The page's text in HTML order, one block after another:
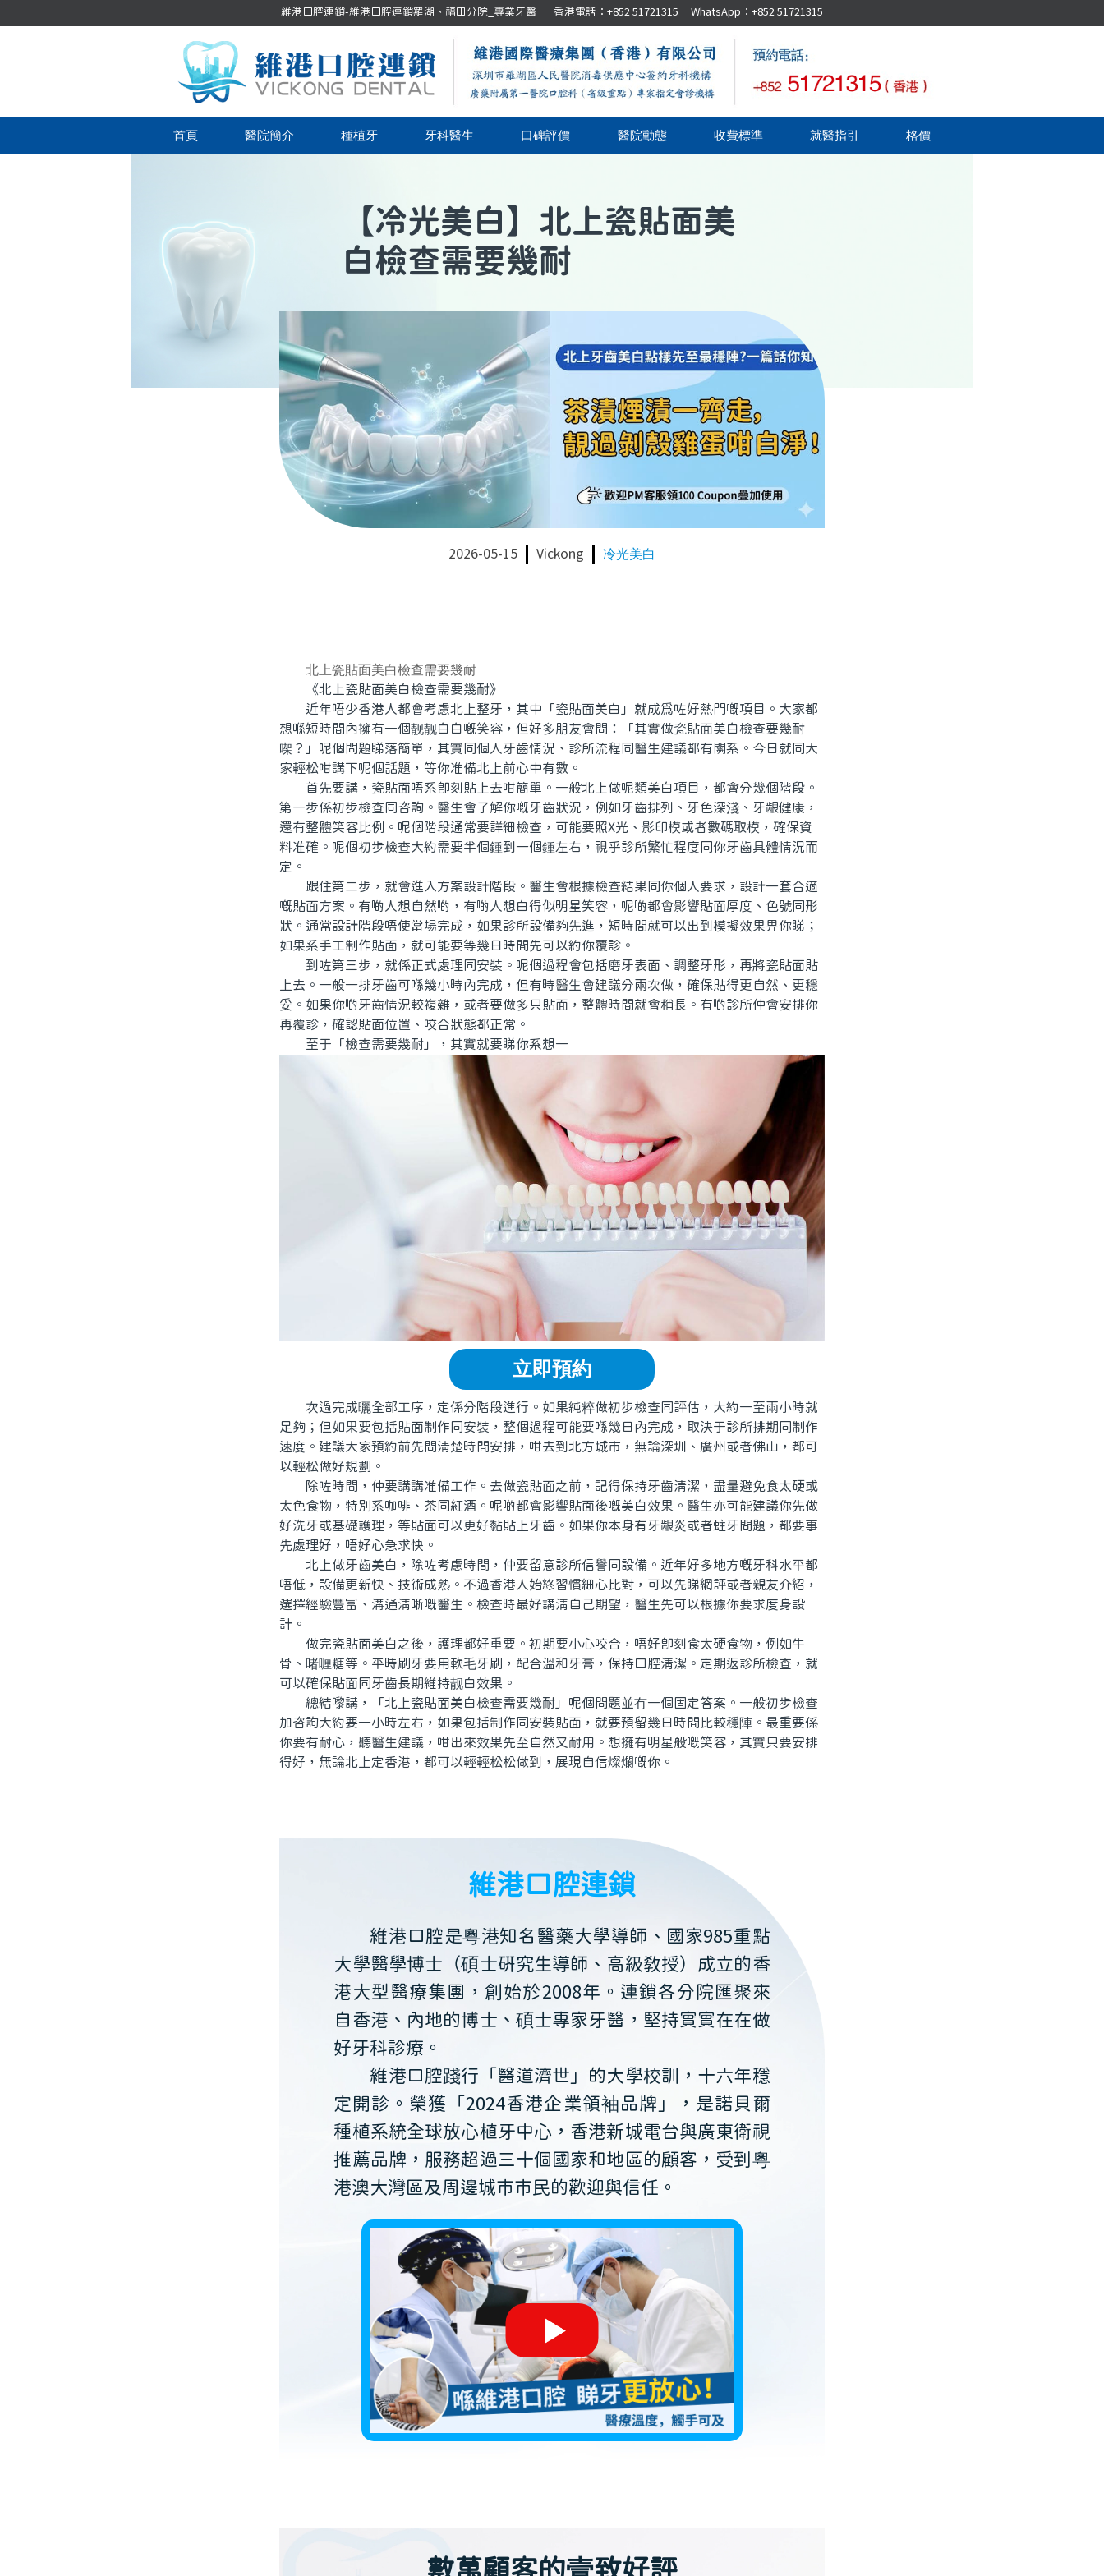
維港口腔連鎖-維港口腔連鎖羅湖、福田分院_專業牙醫 香港電話：+852 51721315 WhatsApp：+852 51721315
首頁 醫院簡介 種植牙 牙科醫生 口碑評價 醫院動態 收費標準 就醫指引 格價
【冷光美白】 北上瓷貼面美
白檢查需要幾耐
2026-05-15 Vickong 冷光美白
北上瓷貼面美白檢查需要幾耐
《北上瓷貼面美白檢查需要幾耐》
近年唔少香港人都會考慮北上整牙，其中「瓷貼面美白」就成爲咗好熱門嘅項目。大家都
想喺短時間內擁有一個靓靓白白嘅笑容，但好多朋友會問：「其實做瓷貼面美白檢查要幾耐
㗎？」呢個問題睇落簡單，其實同個人牙齒情況、診所流程同醫生建議都有關系。今日就同大
家輕松咁講下呢個話題，等你准備北上前心中有數。
首先要講，瓷貼面唔系即刻貼上去咁簡單。一般北上做呢類美白項目，都會分幾個階段。
第一步係初步檢查同咨詢。醫生會了解你嘅牙齒狀況，例如牙齒排列、牙色深淺、牙龈健康，
還有整體笑容比例。呢個階段通常要詳細檢查，可能要照X光、影印模或者數碼取模，確保資
料准確。呢個初步檢查大約需要半個鍾到一個鍾左右，視乎診所繁忙程度同你牙齒具體情況而
定。
跟住第二步，就會進入方案設計階段。醫生會根據檢查結果同你個人要求，設計一套合適
嘅貼面方案。有啲人想自然啲，有啲人想白得似明星笑容，呢啲都會影響貼面厚度、色號同形
狀。通常設計階段唔使當場完成，如果診所設備夠先進，短時間就可以出到模擬效果畀你睇；
如果系手工制作貼面，就可能要等幾日時間先可以約你覆診。
到咗第三步，就係正式處理同安裝。呢個過程會包括磨牙表面、調整牙形，再將瓷貼面貼
上去。一般一排牙齒可喺幾小時內完成，但有時醫生會建議分兩次做，確保貼得更自然、更穩
妥。如果你啲牙齒情況較複雜，或者要做多只貼面，整體時間就會稍長。有啲診所仲會安排你
再覆診，確認貼面位置、咬合狀態都正常。
至于「檢查需要幾耐」，其實就要睇你系想一
立即預約
次過完成曬全部工序，定係分階段進行。如果純粹做初步檢查同評估，大約一至兩小時就
足夠；但如果要包括貼面制作同安裝，整個過程可能要喺幾日內完成，取決于診所排期同制作
速度。建議大家預約前先問清楚時間安排，咁去到北方城市，無論深圳、廣州或者佛山，都可
以輕松做好規劃。
除咗時間，仲要講講准備工作。去做瓷貼面之前，記得保持牙齒清潔，盡量避免食太硬或
太色食物，特別系咖啡、茶同紅酒。呢啲都會影響貼面後嘅美白效果。醫生亦可能建議你先做
好洗牙或基礎護理，等貼面可以更好黏貼上牙齒。如果你本身有牙龈炎或者蛀牙問題，都要事
先處理好，唔好心急求快。
北上做牙齒美白，除咗考慮時間，仲要留意診所信譽同設備。近年好多地方嘅牙科水平都
唔低，設備更新快、技術成熟。不過香港人始終習慣細心比對，可以先睇網評或者親友介紹，
選擇經驗豐富、溝通清晰嘅醫生。檢查時最好講清自己期望，醫生先可以根據你要求度身設
計。
做完瓷貼面美白之後，護理都好重要。初期要小心咬合，唔好即刻食太硬食物，例如牛
骨、啫喱糖等。平時刷牙要用軟毛牙刷，配合溫和牙膏，保持口腔清潔。定期返診所檢查，就
可以確保貼面同牙齒長期維持靓白效果。
總結嚟講，「北上瓷貼面美白檢查需要幾耐」呢個問題並冇一個固定答案。一般初步檢查
加咨詢大約要一小時左右，如果包括制作同安裝貼面，就要預留幾日時間比較穩陣。最重要係
你要有耐心，聽醫生建議，咁出來效果先至自然又耐用。想擁有明星般嘅笑容，其實只要安排
得好，無論北上定香港，都可以輕輕松松做到，展現自信燦爛嘅你。
維港口腔連鎖
維港口腔是粵港知名醫藥大學導師、國家985重點
大學醫學博士（碩士研究生導師、高級教授）成立的香
港大型醫療集團，創始於2008年。連鎖各分院匯聚來
自香港、內地的博士、碩士專家牙醫，堅持實實在在做
好牙科診療。
維港口腔踐行「醫道濟世」的大學校訓，十六年穩
定開診。榮獲「2024香港企業領袖品牌」，是諾貝爾
種植系統全球放心植牙中心，香港新城電台與廣東衛視
推薦品牌，服務超過三十個國家和地區的顧客，受到粵
港澳大灣區及周邊城市市民的歡迎與信任。